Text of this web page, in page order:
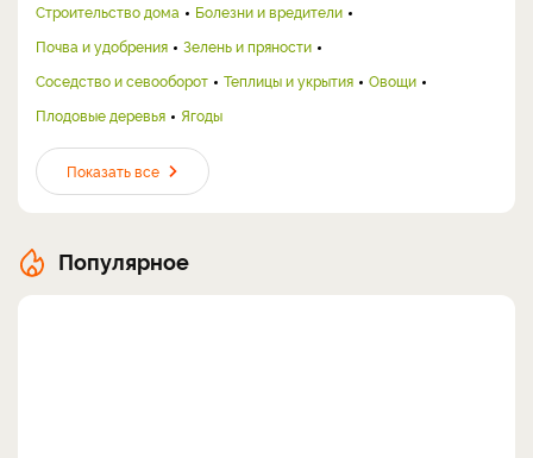
Строительство дома
Болезни и вредители
Почва и удобрения
Зелень и пряности
Соседство и севооборот
Теплицы и укрытия
Овощи
Плодовые деревья
Ягоды
Показать все
Популярное